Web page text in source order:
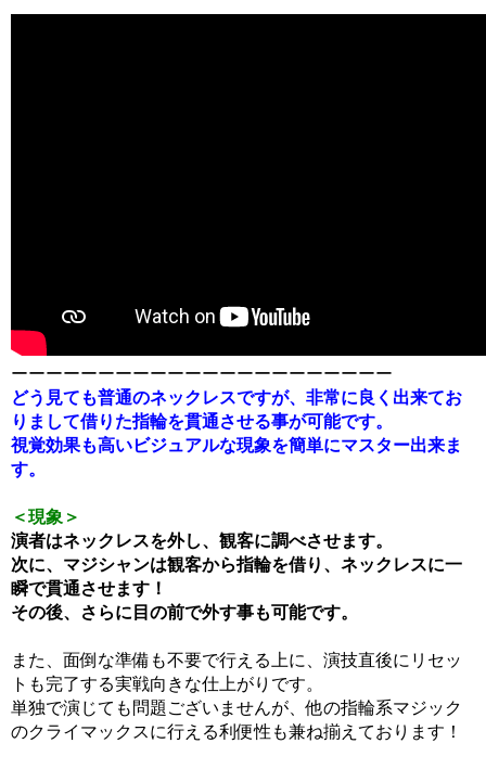
ーーーーーーーーーーーーーーーーーーーーーー
どう見ても普通のネックレスですが、非常に良く出来てお
りまして借りた指輪を貫通させる事が可能です。
視覚効果も高いビジュアルな現象を簡単にマスター出来ま
す。
＜現象＞
演者はネックレスを外し、観客に調べさせます。
次に、マジシャンは観客から指輪を借り、ネックレスに一
瞬で貫通させます！
その後、さらに目の前で外す事も可能です。
また、面倒な準備も不要で行える上に、演技直後にリセッ
トも完了する実戦向きな仕上がりです。
単独で演じても問題ございませんが、他の指輪系マジック
のクライマックスに行える利便性も兼ね揃えております！